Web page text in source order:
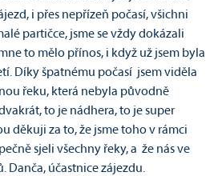
i přes nepřízeň počasí, všichni
partičce, jsme se vždy dokázali
to mělo přínos, i když už jsem byla
Díky špatnému počasí jsem viděla
řeku, která nebyla původně
to je nádhera, to je super
děkuji za to, že jsme toho v rámci
sjeli všechny řeky, a že nás ve
Danča, účastnice zájezdu.